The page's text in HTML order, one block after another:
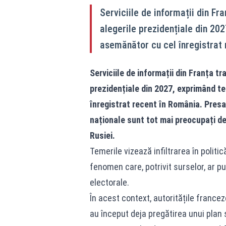
Serviciile de informații din
alegerile prezidențiale din
asemănător cu cel înregistrat
Serviciile de informații din Franța
prezidențiale din 2027, exprimând
înregistrat recent în România.
naționale sunt tot mai preocupați
Rusiei.
Temerile vizează infiltrarea în
fenomen care, potrivit surselor, ar
electorale.
În acest context, autoritățile
au început deja pregătirea unui